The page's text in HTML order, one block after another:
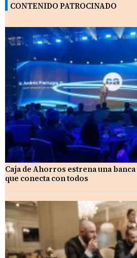
CONTENIDO PATROCINADO
Caja de Ahorros estrena una
que conecta con todos